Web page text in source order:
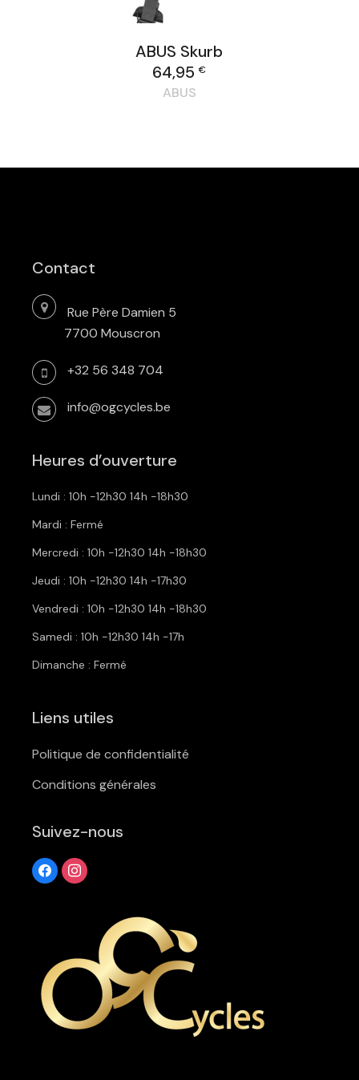
ABUS Skurb
64,95€
ABUS
Contact
Rue Père Damien 5
7700 Mouscron
+32 56 348 704
info@ogcycles.be
Heures d’ouverture
Lundi : 10h -12h30 14h -18h30
Mardi : Fermé
Mercredi : 10h -12h30 14h -18h30
Jeudi : 10h -12h30 14h -17h30
Vendredi : 10h -12h30 14h -18h30
Samedi : 10h -12h30 14h -17h
Dimanche : Fermé
Liens utiles
Politique de confidentialité
Conditions générales
Suivez-nous